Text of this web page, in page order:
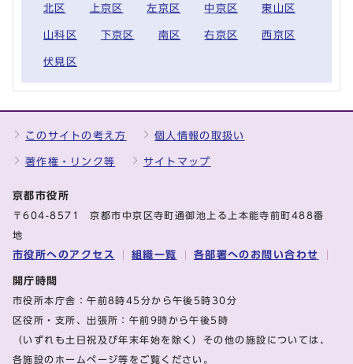
北区 上京区 左京区 中京区 東山区
山科区 下京区 南区 右京区 西京区
伏見区
このサイトの考え方 個人情報の取扱い
著作権・リンク等 サイトマップ
京都市役所
〒604-8571 京都市中京区寺町通御池上る上本能寺前町488番
地
市役所へのアクセス 組織一覧 各部署へのお問い合わせ
開庁時間
市役所本庁舎：午前8時45分から午後5時30分
区役所・支所、出張所：午前9時から午後5時
（いずれも土日祝及び年末年始を除く）その他の施設については、
各施設のホームページ等をご覧ください。